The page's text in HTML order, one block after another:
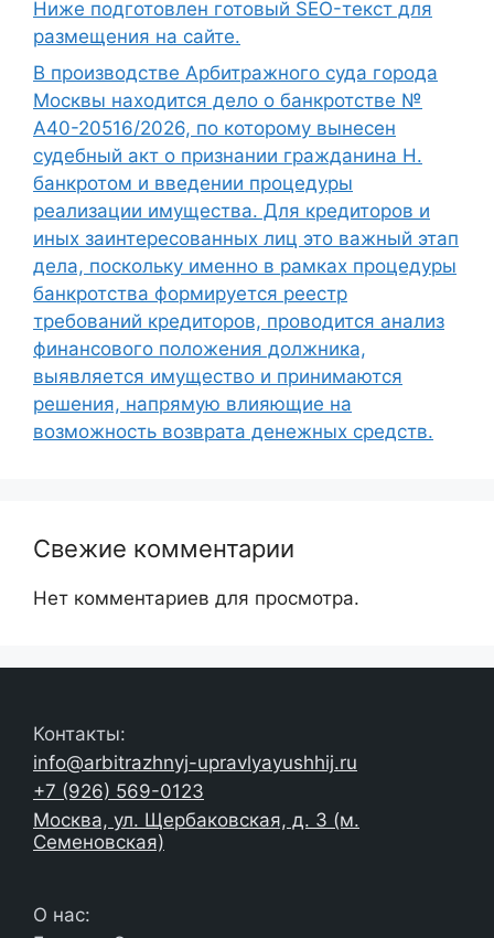
Ниже подготовлен готовый SEO-текст для
размещения на сайте.
В производстве Арбитражного суда города
Москвы находится дело о банкротстве №
А40-20516/2026, по которому вынесен
судебный акт о признании гражданина Н.
банкротом и введении процедуры
реализации имущества. Для кредиторов и
иных заинтересованных лиц это важный этап
дела, поскольку именно в рамках процедуры
банкротства формируется реестр
требований кредиторов, проводится анализ
финансового положения должника,
выявляется имущество и принимаются
решения, напрямую влияющие на
возможность возврата денежных средств.
Свежие комментарии
Нет комментариев для просмотра.
Контакты:
info@arbitrazhnyj-upravlyayushhij.ru
+7 (926) 569-0123
Москва, ул. Щербаковская, д. 3 (м.
Семеновская)
О нас: